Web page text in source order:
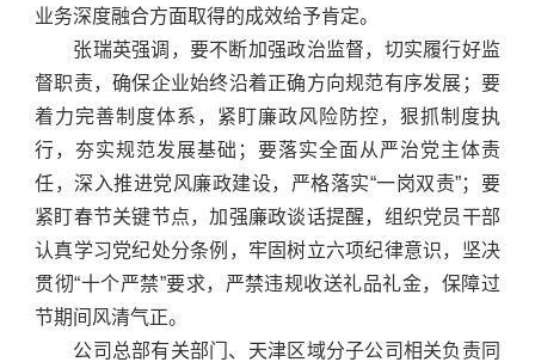
业务深度融合方面取得的成效给予肯定。
张瑞英强调，要不断加强政治监督，切实履行好监
督职责，确保企业始终沿着正确方向规范有序发展；要
着力完善制度体系，紧盯廉政风险防控，狠抓制度执
行，夯实规范发展基础；要落实全面从严治党主体责
任，深入推进党风廉政建设，严格落实“一岗双责”；要
紧盯春节关键节点，加强廉政谈话提醒，组织党员干部
认真学习党纪处分条例，牢固树立六项纪律意识，坚决
贯彻“十个严禁”要求，严禁违规收送礼品礼金，保障过
节期间风清气正。
公司总部有关部门、天津区域分子公司相关负责同